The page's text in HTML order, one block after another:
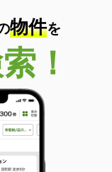
物件を
！